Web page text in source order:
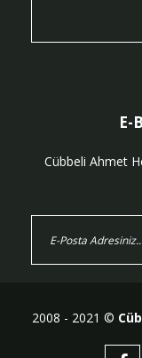
E-
Cübbeli Ahmet
2008 - 2021 ©